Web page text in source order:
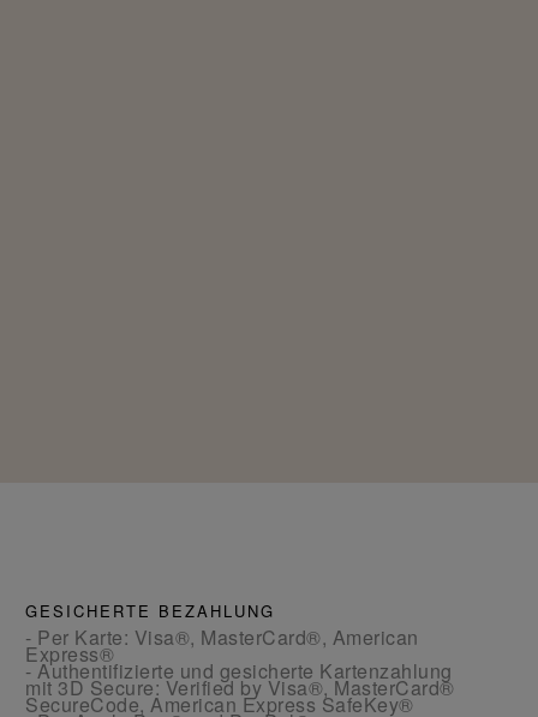
GESICHERTE BEZAHLUNG
- Per Karte: Visa®, MasterCard®, American
Express®
- Authentifizierte und gesicherte Kartenzahlung
mit 3D Secure: Verified by Visa®, MasterCard®
SecureCode, American Express SafeKey®